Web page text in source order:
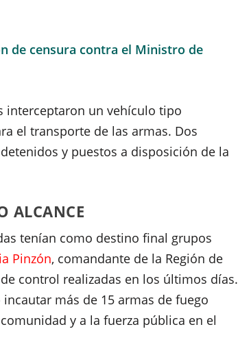
de censura contra el Ministro de
interceptaron un vehículo tipo
el transporte de las armas. Dos
y puestos a disposición de la
ALCANCE
tenían como destino final grupos
Pinzón, comandante de la Región de
control realizadas en los últimos días.
más de 15 armas de fuego
y a la fuerza pública en el